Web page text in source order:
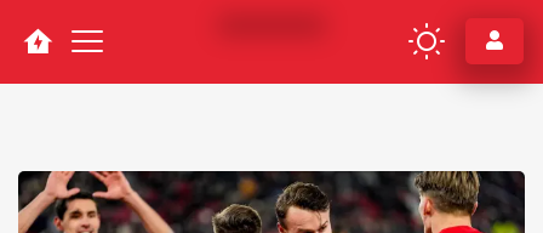
Navigation